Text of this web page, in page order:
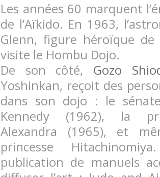
Les années 60 marquent
de l’Aïkido. En 1963,
Glenn, figure héroïque
visite le Hombu Dojo.
De son côté, Gozo
Yoshinkan, reçoit des
dans son dojo : le
Kennedy (1962), la
Alexandra (1965), et
princesse
publication de manuels